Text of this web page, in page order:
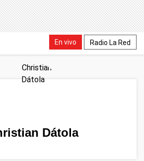
En vivo Radio La Red
Dátola